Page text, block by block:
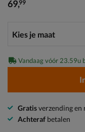
€ 69,99
69,99
Vandaag vóór 23.59u
Gratisverzending en
Achteraf betalen